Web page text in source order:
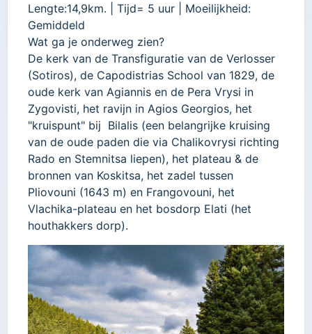
Lengte:14,9km. | Tijd= 5 uur | Moeilijkheid:
Gemiddeld
Wat ga je onderweg zien?
De kerk van de Transfiguratie van de Verlosser
(Sotiros), de Capodistrias School van 1829, de
oude kerk van Agiannis en de Pera Vrysi in
Zygovisti, het ravijn in Agios Georgios, het
"kruispunt" bij Bilalis (een belangrijke kruising
van de oude paden die via Chalikovrysi richting
Rado en Stemnitsa liepen), het plateau & de
bronnen van Koskitsa, het zadel tussen
Pliovouni (1643 m) en Frangovouni, het
Vlachika-plateau en het bosdorp Elati (het
houthakkers dorp).